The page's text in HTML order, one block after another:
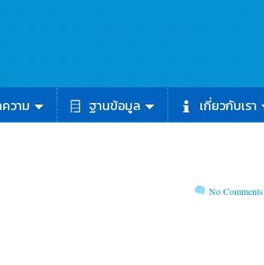
วาม ฐานข้อมูล เกี่ยวกับเรา
No Comments